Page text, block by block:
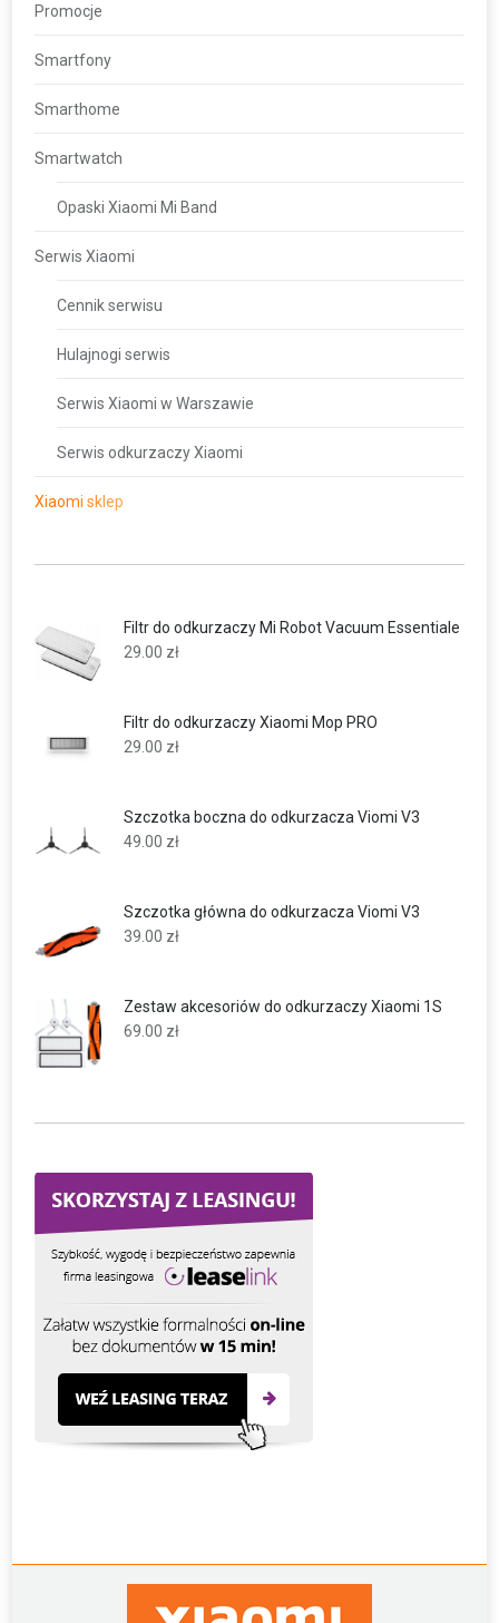
Promocje
Smartfony
Smarthome
Smartwatch
Opaski Xiaomi Mi Band
Serwis Xiaomi
Cennik serwisu
Hulajnogi serwis
Serwis Xiaomi w Warszawie
Serwis odkurzaczy Xiaomi
Xiaomi sklep
Filtr do odkurzaczy Mi Robot Vacuum Essentiale
29.00 zł
Filtr do odkurzaczy Xiaomi Mop PRO
29.00 zł
Szczotka boczna do odkurzacza Viomi V3
49.00 zł
Szczotka główna do odkurzacza Viomi V3
39.00 zł
Zestaw akcesoriów do odkurzaczy Xiaomi 1S
69.00 zł